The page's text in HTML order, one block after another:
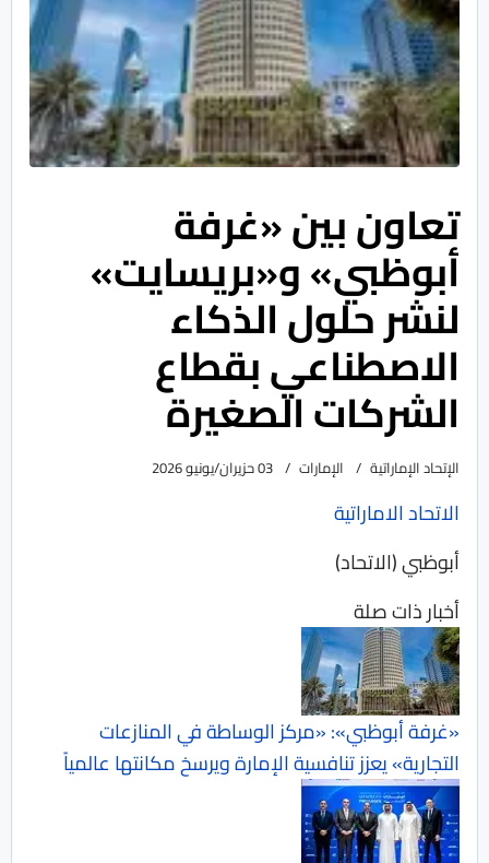
تعاون بين «غرفة
أبوظبي» و«بريسايت»
لنشر حلول الذكاء
الاصطناعي بقطاع
الشركات الصغيرة
الإتحاد الإماراتية الإمارات 03 حزيران/يونيو 2026
الاتحاد الاماراتية
أبوظبي (الاتحاد)
أخبار ذات صلة
«غرفة أبوظبي»: «مركز الوساطة في المنازعات
التجارية» يعزز تنافسية الإمارة ويرسخ مكانتها عالمياً